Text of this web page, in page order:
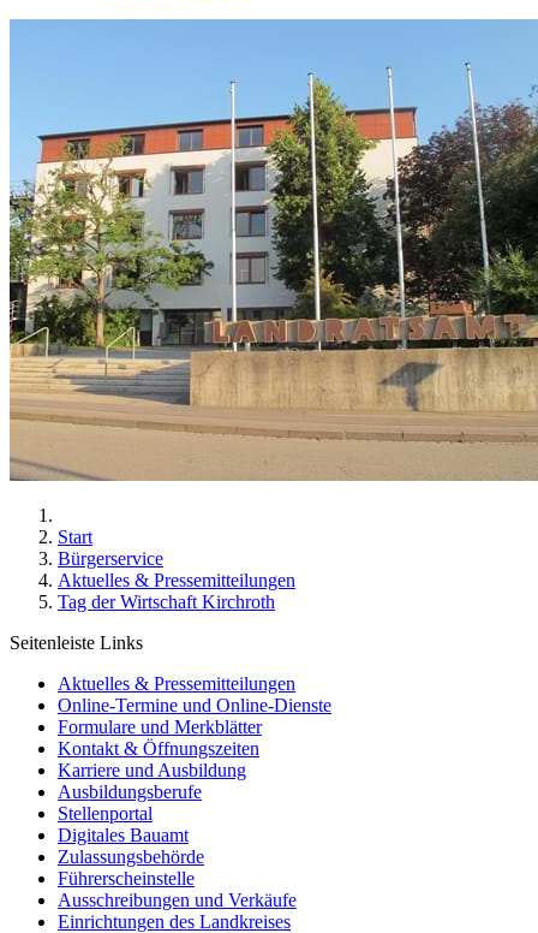
Start
Bürgerservice
Aktuelles & Pressemitteilungen
Tag der Wirtschaft Kirchroth
Seitenleiste Links
Aktuelles & Pressemitteilungen
Online-Termine und Online-Dienste
Formulare und Merkblätter
Kontakt & Öffnungszeiten
Karriere und Ausbildung
Ausbildungsberufe
Stellenportal
Digitales Bauamt
Zulassungsbehörde
Führerscheinstelle
Ausschreibungen und Verkäufe
Einrichtungen des Landkreises